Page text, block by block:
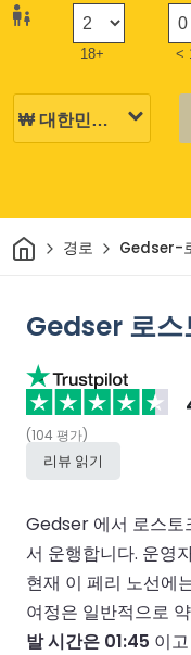
18+ <
집 경로 Gedser-
Gedser 로스
(104 평가)
리뷰 읽기
Gedser 에서 로스토
서 운행합니다. 운영
현재 이 페리 노선에
여정은 일반적으로 약
발 시간은 01:45 이고